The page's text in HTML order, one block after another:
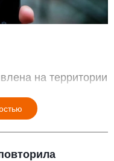
на территории